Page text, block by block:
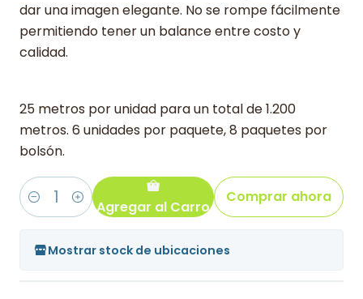
dar una imagen elegante. No se rompe fácilmente
permitiendo tener un balance entre costo y
calidad.
25 metros por unidad para un total de 1.200
metros. 6 unidades por paquete, 8 paquetes por
bolsón.
Cantidad Agregar al Carro
Comprar ahora
Mostrar stock de ubicaciones